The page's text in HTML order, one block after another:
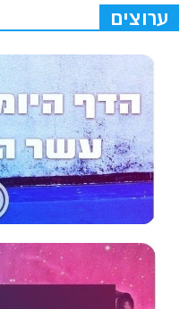
ערוצים